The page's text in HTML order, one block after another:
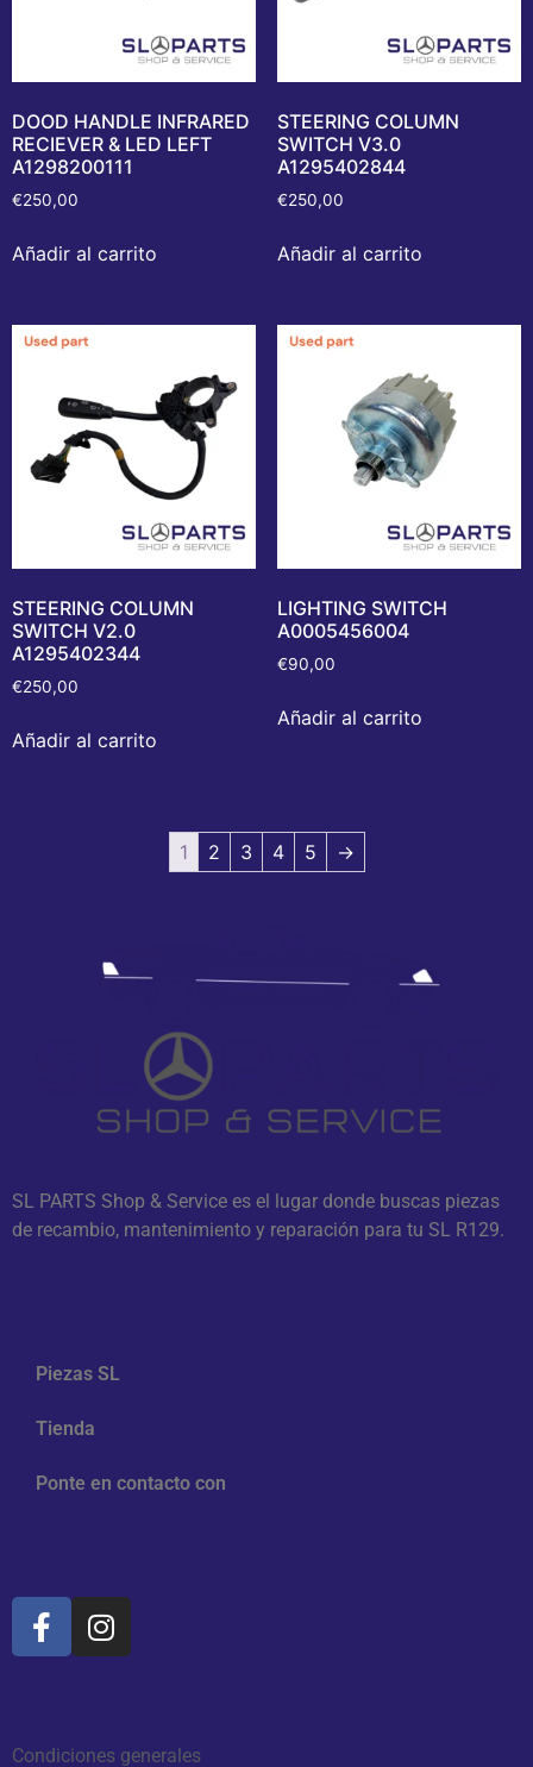
DOOD HANDLE INFRARED
RECIEVER & LED LEFT
A1298200111
€250,00
Añadir al carrito
STEERING COLUMN
SWITCH V3.0
A1295402844
€250,00
Añadir al carrito
STEERING COLUMN
SWITCH V2.0
A1295402344
€250,00
Añadir al carrito
LIGHTING SWITCH
A0005456004
€90,00
Añadir al carrito
1 2 3 4 5 →
SL PARTS Shop & Service es el lugar donde buscas piezas
de recambio, mantenimiento y reparación para tu SL R129.
Piezas SL
Tienda
Ponte en contacto con
Condiciones generales